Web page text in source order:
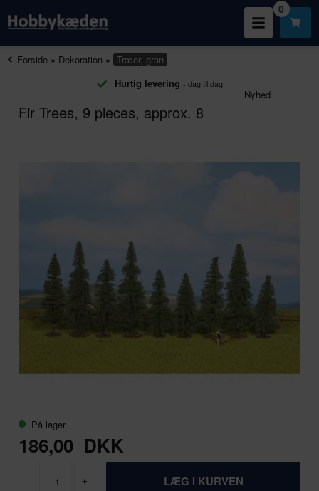
0
Forside » Dekoration » Træer, gran
Hurtig levering - dag til dag
Nyhed
Fir Trees, 9 pieces, approx. 8
På lager
186,00 DKK
- +